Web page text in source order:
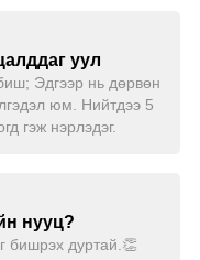
уул
Эдгээр нь дөрвөн
юм. Нийтдээ 5
гэж нэрлэдэг.
нууц?
бишрэх дуртай.👏